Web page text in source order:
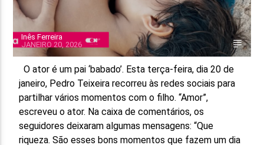
Inês Ferreira
JANEIRO 20, 2026
O ator é um pai ‘babado’. Esta terça-feira, dia 20 de
janeiro, Pedro Teixeira recorreu às redes sociais para
partilhar vários momentos com o filho. “Amor”,
escreveu o ator. Na caixa de comentários, os
seguidores deixaram algumas mensagens: “Que
riqueza. São esses bons momentos que fazem um dia